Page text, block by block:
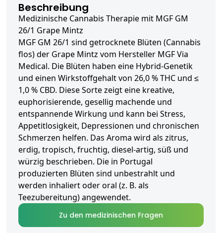
Beschreibung
Medizinische Cannabis Therapie mit MGF GM
26/1 Grape Mintz
MGF GM 26/1 sind getrocknete Blüten (Cannabis
flos) der Grape Mintz vom Hersteller MGF Via
Medical. Die Blüten haben eine Hybrid-Genetik
und einen Wirkstoffgehalt von 26,0 % THC und ≤
1,0 % CBD. Diese Sorte zeigt eine kreative,
euphorisierende, gesellig machende und
entspannende Wirkung und kann bei Stress,
Appetitlosigkeit, Depressionen und chronischen
Schmerzen helfen. Das Aroma wird als zitrus,
erdig, tropisch, fruchtig, diesel-artig, süß und
würzig beschrieben. Die in Portugal
produzierten Blüten sind unbestrahlt und
werden inhaliert oder oral (z. B. als
Teezubereitung) angewendet.
Zu den medizinischen Fragen